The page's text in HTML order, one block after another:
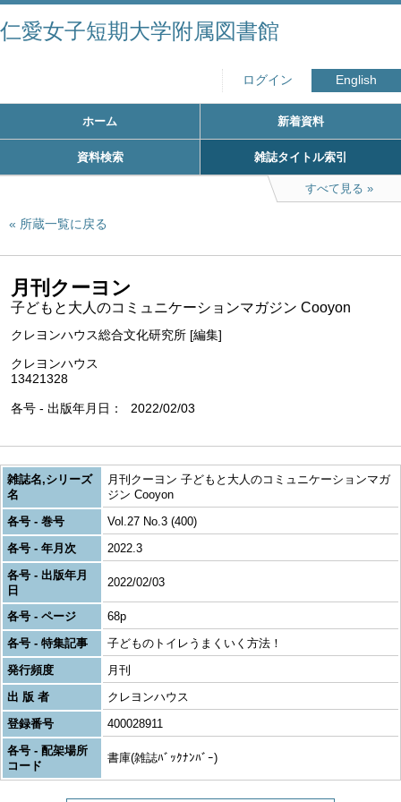
仁愛女子短期大学附属図書館
ログイン English
ホーム 新着資料
資料検索 雑誌タイトル索引
すべて見る
所蔵一覧に戻る
月刊クーヨン
子どもと大人のコミュニケーションマガジン Cooyon
クレヨンハウス総合文化研究所 [編集]
クレヨンハウス
13421328
各号 - 出版年月日 2022/02/03
雑誌名,シリーズ
名
月刊クーヨン 子どもと大人のコミュニケーションマガ
ジン Cooyon
各号 - 巻号
Vol.27 No.3 (400)
各号 - 年月次
2022.3
各号 - 出版年月
日
2022/02/03
各号 - ページ
68p
各号 - 特集記事
子どものトイレうまくいく方法！
発行頻度
月刊
出 版 者
クレヨンハウス
登録番号
400028911
各号 - 配架場所
コード
書庫(雑誌ﾊﾞｯｸﾅﾝﾊﾞｰ)